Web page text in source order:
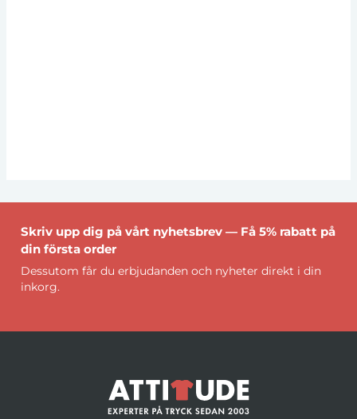
Skriv upp dig på vårt nyhetsbrev — Få 5% rabatt på
din första order
Dessutom får du erbjudanden och nyheter direkt i din
inkorg.